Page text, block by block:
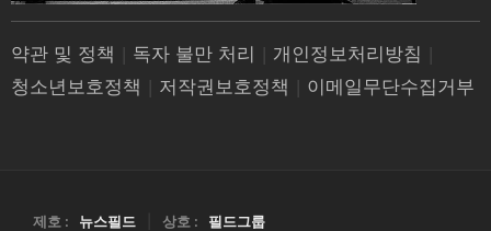
약관 및 정책 | 독자 불만 처리 | 개인정보처리방침 |
청소년보호정책 | 저작권보호정책 | 이메일무단수집거부
제호 : 뉴스필드 상호 :
필드그룹